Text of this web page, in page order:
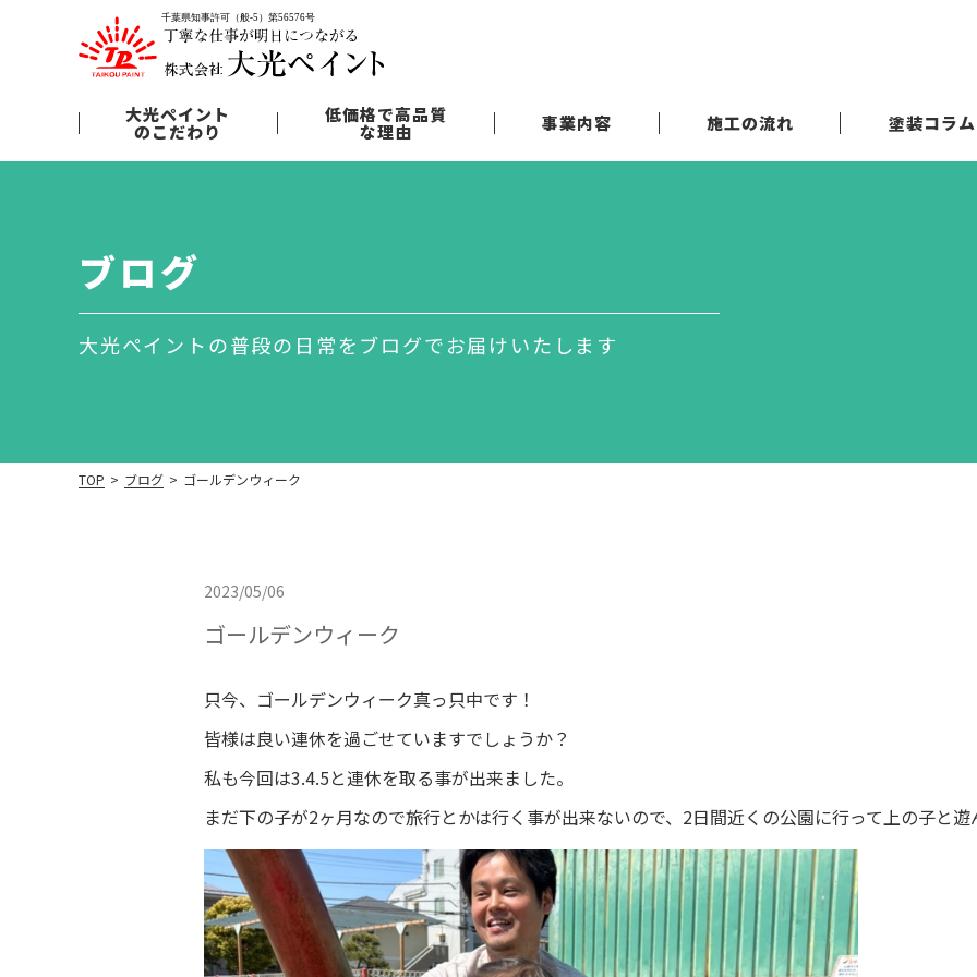
大光ペイント
のこだわり
低価格で高品質
な理由 事業内容 施工の流れ 塗装コラム
ブログ
大光ペイントの普段の日常をブログでお届けいたします
TOP > ブログ > ゴールデンウィーク
2023/05/06
ゴールデンウィーク
只今、ゴールデンウィーク真っ只中です！
皆様は良い連休を過ごせていますでしょうか？
私も今回は3.4.5と連休を取る事が出来ました。
まだ下の子が2ヶ月なので旅行とかは行く事が出来ないので、2日間近くの公園に行って上の子と遊